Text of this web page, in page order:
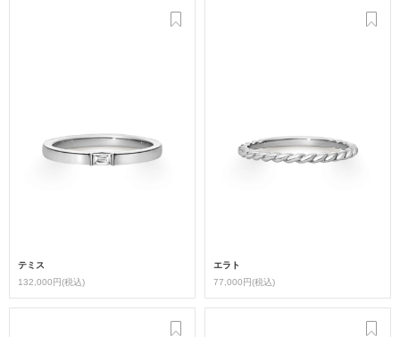
テミス
132,000円(税込)
エラト
77,000円(税込)